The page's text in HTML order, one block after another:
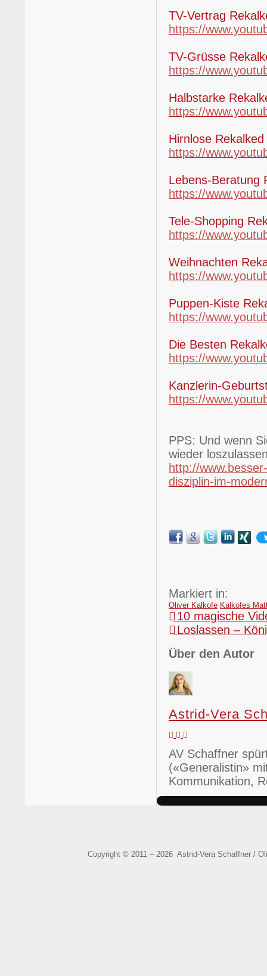
TV-Vertrag
https://
TV-Grüsse
https://
Halbstarke
https://
Hirnlose Rekalked
https://
Lebens-Beratung
https://
Tele-Shopping
https://
Weihnachten
https://
Puppen-Kiste
https://
Die Besten
https://
Kanzlerin-
https://
PPS: Und wenn
wieder
http://
disziplin-im-
Markiert in:
Oliver Kalkofe Kalkofes
10 magische
Loslassen –
Über den Autor
Astrid-Vera
Updates
Abo
Updates
dieses
Autors
beenden
Schaffner
AV Schaffner
(«Generalistin»
Kommunikation,
Copyright © 2011 – 2026 Astrid-Vera Schaffner /